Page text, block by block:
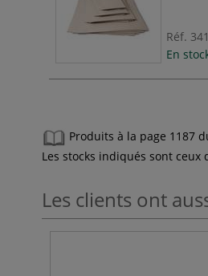
Réf.
En
Produits à la page 1187
Les stocks indiqués sont
Les clients ont